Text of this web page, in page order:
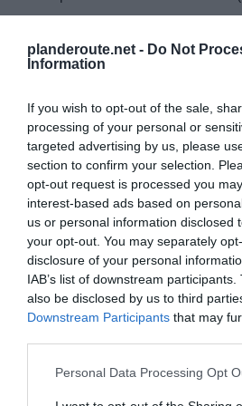
planderoute.net - Do Not
Information
If you wish to opt-out of the sale,
processing of your personal or
targeted advertising by us, please
section to confirm your selection.
opt-out request is processed you
interest-based ads based on
us or personal information disclosed
your opt-out. You may separately
disclosure of your personal
IAB’s list of downstream
also be disclosed by us to third
Downstream Participants that may
Personal Data Processing Opt
Facebook
1 418 km (tiempo estimado17 heures 37
Prendre la directionestsurRue
Tebessi Larbi vers Rue Yousfi
Mohamed
Tournerà droiteau 2e croisement,
versRue Mohamed Zekkal
Prendreà gauchesurRue Mohamed